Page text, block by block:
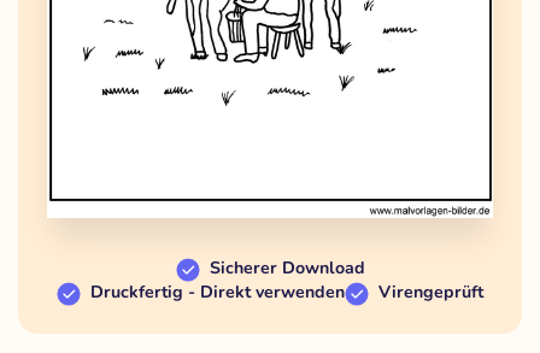
Sicherer Download
Druckfertig - Direkt verwenden
Virengeprüft